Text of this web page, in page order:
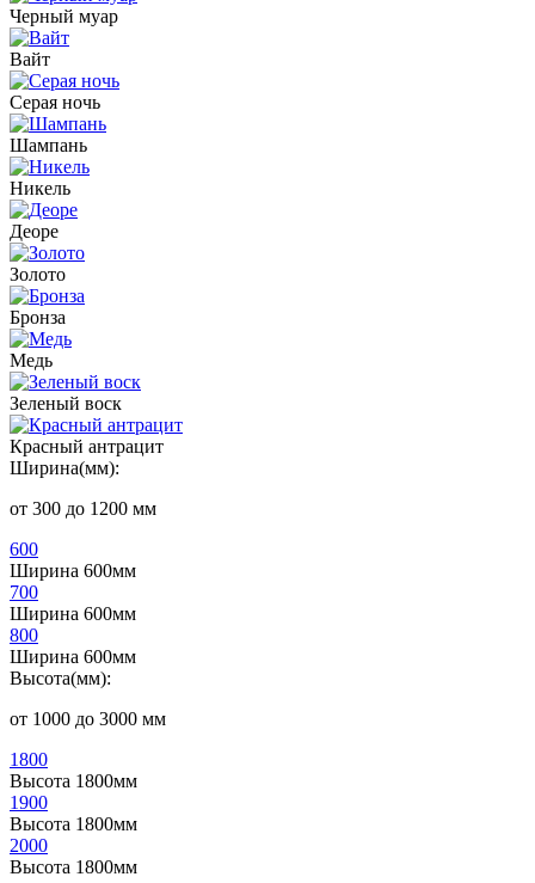
Черный муар
Вайт
Серая ночь
Шампань
Никель
Деоре
Золото
Бронза
Медь
Зеленый воск
Красный антрацит
Ширина(мм):
от 300 до 1200 мм
600
Ширина 600мм
700
Ширина 600мм
800
Ширина 600мм
Высота(мм):
от 1000 до 3000 мм
1800
Высота 1800мм
1900
Высота 1800мм
2000
Высота 1800мм